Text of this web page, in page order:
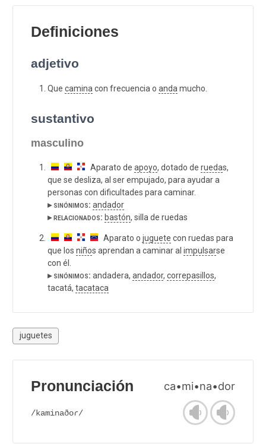
Definiciones
adjetivo
Que camina con frecuencia o anda mucho.
sustantivo
masculino
Aparato de apoyo, dotado de ruedas,
que se desliza, al ser empujado, para ayudar a
personas con dificultades para caminar.
▸ sinónimos: andador
▸ relacionados: bastón, silla de ruedas
Aparato o juguete con ruedas para
que los niños aprendan a caminar al impulsarse
con él.
▸ sinónimos: andadera, andador, correpasillos,
tacatá, tacataca
juguetes
Pronunciación ca•mi•na•dor
/kaminaðoɾ/